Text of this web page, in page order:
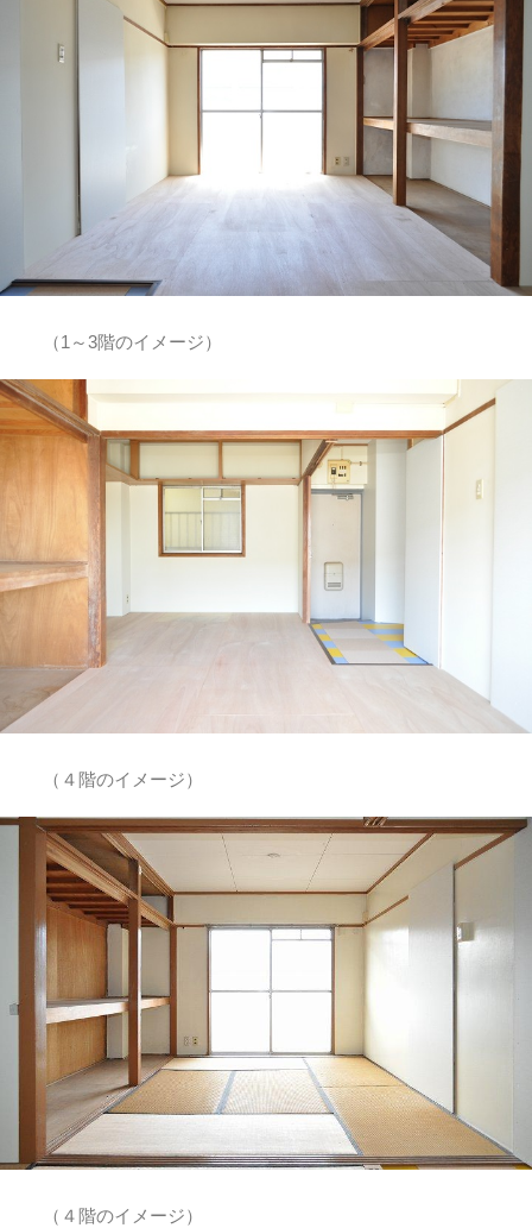
（1～3階のイメージ）
（４階のイメージ）
（４階のイメージ）